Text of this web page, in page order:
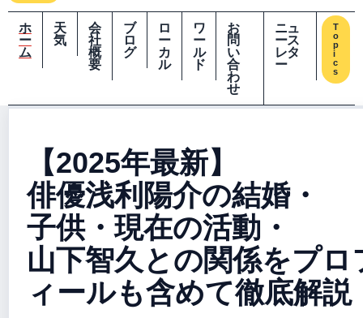
ホ
ー
ム
天
気
会
社
概
要
ブ
ロ
グ
ロ
ー
カ
ル
ワ
ー
ル
ド
お
問
い
合
わ
せ
ニュ
ース
レタ
ー
T
o
p
i
c
s
【2025年最新】
俳優浅利陽介の結婚・
子供・現在の活動・
山下智久との関係をプロ
ィールも含めて徹底解説